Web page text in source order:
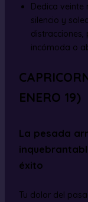
Dedica veinte
silencio y
distracciones,
incómoda o
ENERO 19)
La pesada
éxito
Tu dolor del